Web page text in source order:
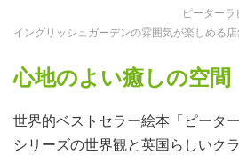
ピーター
イングリッシュガーデンの雰囲気が楽しめる店
心地のよい癒しの空間
世界的ベストセラー絵本「ピータ
シリーズの世界観と英国らしいク